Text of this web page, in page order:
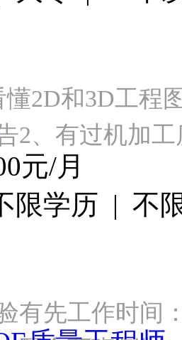
懂2D和3D工程
2、有过机加
元/月
限学历 | 不
有先工作时间